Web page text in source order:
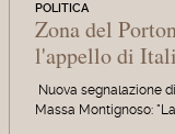
POLITICA
Zona del
l'appello di
Nuova segnalazione
Massa Montignoso: